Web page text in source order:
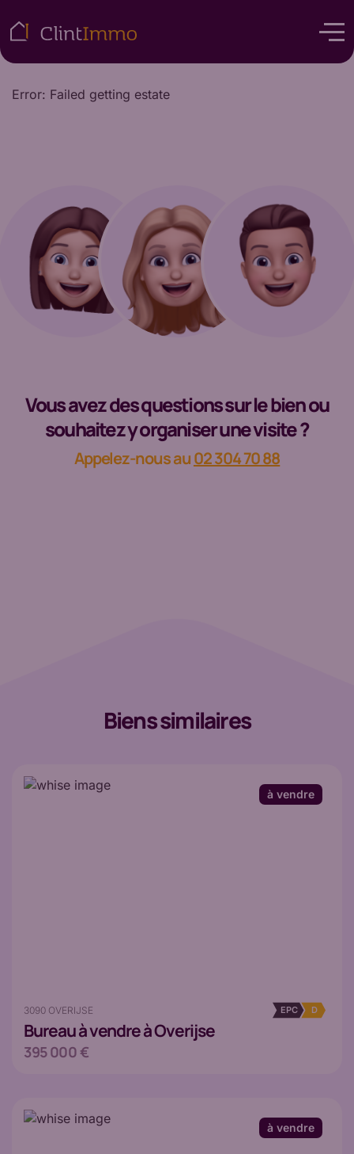
Error: Failed getting estate
Vous avez des questions sur le bien ou
souhaitez y organiser une visite ?
Appelez-nous au02 304 70 88
Biens similaires
3090 OVERIJSE
Bureauà vendre à Overijse
EPC D
395 000 €
à vendre
à vendre